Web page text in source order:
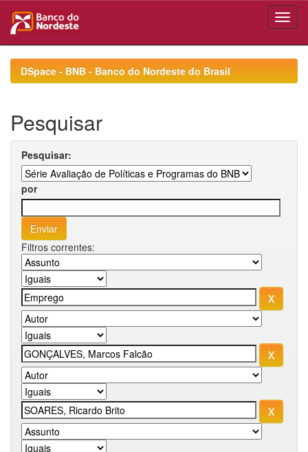
navigationDSpace - BNB - Banco do Nordeste do Brasil
Pesquisar
Pesquisar:
por
Filtros correntes: